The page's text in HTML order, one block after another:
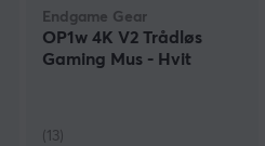
Endgame Gear
OP1w 4K V2 Trådløs
Gaming Mus - Hvit
(13)